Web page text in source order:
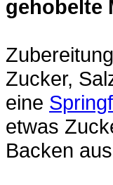
gehobelte
Zucker,
eine
etwas
Backen